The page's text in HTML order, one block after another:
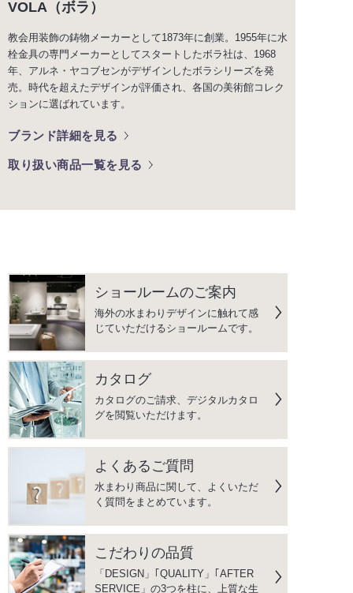
VOLA（ボラ）
教会用装飾の鋳物メーカーとして1873年に創業。1955年に水
栓金具の専門メーカーとしてスタートしたボラ社は、1968
年、アルネ・ヤコブセンがデザインしたボラシリーズを発
売。時代を超えたデザインが評価され、各国の美術館コレク
ションに選ばれています。
ブランド詳細を見る
取り扱い商品一覧を見る
ショールームのご案内
海外の水まわりデザインに触れて感
じていただけるショールームです。
カタログ
カタログのご請求、デジタルカタロ
グを閲覧いただけます。
よくあるご質問
水まわり商品に関して、よくいただ
く質問をまとめています。
こだわりの品質
「DESIGN」｢QUALITY」｢AFTER
SERVICE」の3つを柱に、上質な生